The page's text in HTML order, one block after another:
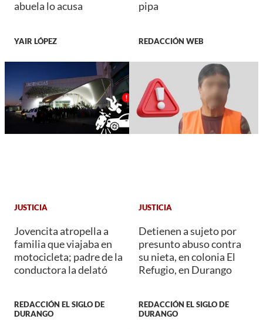
abuela lo acusa
YAIR LÓPEZ
pipa
REDACCIÓN WEB
JUSTICIA
Jovencita atropella a
familia que viajaba en
motocicleta; padre de la
conductora la delató
REDACCIÓN EL SIGLO DE
DURANGO
JUSTICIA
Detienen a sujeto por
presunto abuso contra
su nieta, en colonia El
Refugio, en Durango
REDACCIÓN EL SIGLO DE
DURANGO